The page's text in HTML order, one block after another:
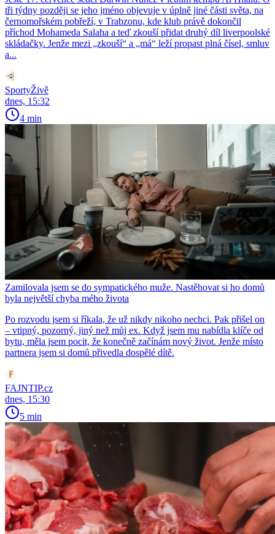
tři týdny později se jeho jméno objevuje v úplně jiné části světa, na
černomořském pobřeží, v Trabzonu, kde klub právě dokončil
příchod Mohameda Salaha a teď zkouší přidat druhý díl liverpoolské
skládačky. Jenže mezi „zkouší“ a „má“ leží propast plná čísel, smluv
a...
SportyŽivě
dnes, 15:32
4 min
Zamilovala jsem se do sympatického muže. Nastěhovat si ho domů
byla největší chyba mého života
Po rozvodu jsem si říkala, že už nikdy nikoho nechci. Pak přišel on
– vtipný, pozorný, jiný než můj ex. Když jsem mu nabídla klíče od
bytu, měla jsem pocit, že konečně začínám nový život. Jenže místo
partnera jsem si domů přivedla dospělé dítě.
FAJNTIP.cz
dnes, 15:30
5 min